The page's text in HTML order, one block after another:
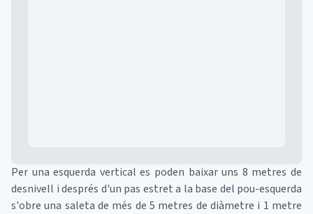
Per una esquerda vertical es poden baixar uns 8 metres de
desnivell i després d'un pas estret a la base del pou-esquerda
s'obre una saleta de més de 5 metres de diàmetre i 1 metre